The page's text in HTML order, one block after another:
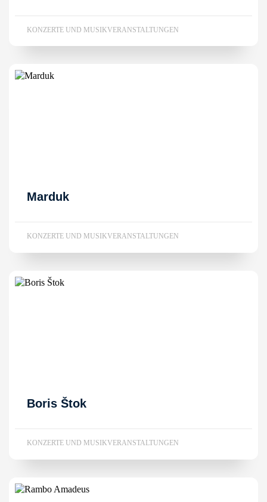
KONZERTE UND MUSIKVERANSTALTUNGEN
Marduk
KONZERTE UND MUSIKVERANSTALTUNGEN
Boris Štok
KONZERTE UND MUSIKVERANSTALTUNGEN